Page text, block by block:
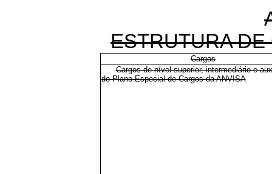
ESTRUTURA
Cargos
Cargos de nível superior, intermediário e
do Plano Especial de Cargos da ANVISA